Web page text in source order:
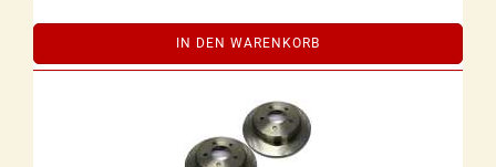
IN DEN WARENKORB